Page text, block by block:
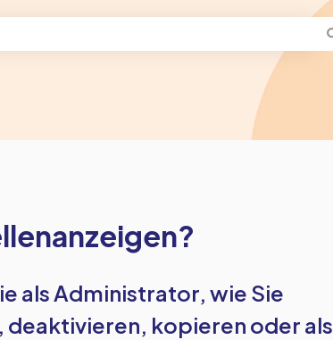
als Administrator, wie Sie
kopieren oder als